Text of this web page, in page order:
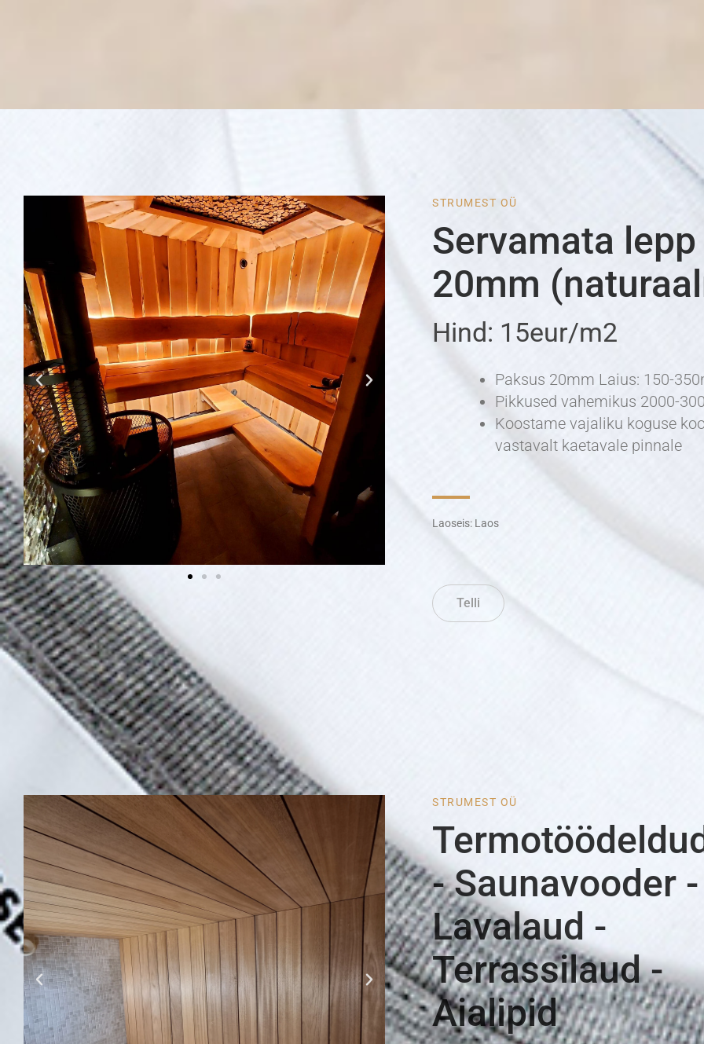
STRUMEST OÜ
Servamata lepp
20mm
Hind: 15eur/m2
Paksus 20mm Laius: 150-
Pikkused vahemikus 2000-
Koostame vajaliku koguse
vastavalt kaetavale pinnale
Laoseis: Laos
Telli
STRUMEST OÜ
- Saunavooder -
Lavalaud -
Terrassilaud -
Aialipid